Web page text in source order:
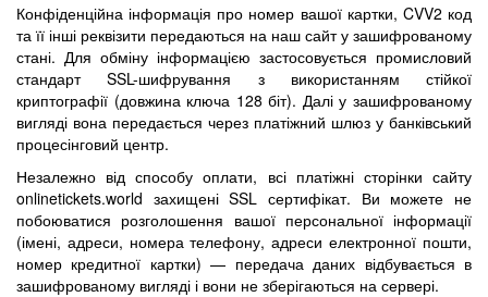
Конфіденційна інформація про номер вашої картки, CVV2 код
та її інші реквізити передаються на наш сайт у зашифрованому
стані. Для обміну інформацією застосовується промисловий
стандарт SSL-шифрування з використанням стійкої
криптографії (довжина ключа 128 біт). Далі у зашифрованому
вигляді вона передається через платіжний шлюз у банківський
процесінговий центр.
Незалежно від способу оплати, всі платіжні сторінки сайту
onlinetickets.world захищені SSL сертифікат. Ви можете не
побоюватися розголошення вашої персональної інформації
(імені, адреси, номера телефону, адреси електронної пошти,
номер кредитної картки) — передача даних відбувається в
зашифрованому вигляді і вони не зберігаються на сервері.